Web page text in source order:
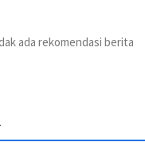
ada rekomendasi berita